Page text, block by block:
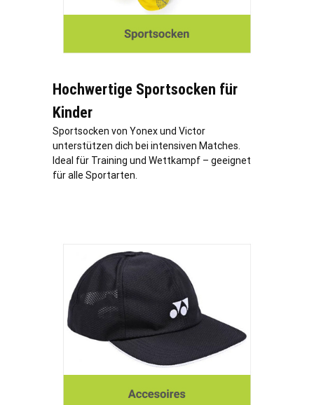
Hochwertige Sportsocken für
Kinder
Sportsocken von Yonex und Victor
unterstützen dich bei intensiven Matches.
Ideal für Training und Wettkampf – geeignet
für alle Sportarten.